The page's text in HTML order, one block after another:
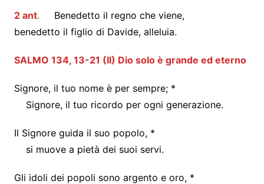
2 ant.
Benedetto il regno che viene,
benedetto il figlio di Davide, alleluia.
SALMO 134, 13-21 (II) Dio solo è grande ed eterno
Signore, il tuo nome è per sempre; *
Signore, il tuo ricordo per ogni generazione.
Il Signore guida il suo popolo, *
si muove a pietà dei suoi servi.
Gli idoli dei popoli sono argento e oro, *